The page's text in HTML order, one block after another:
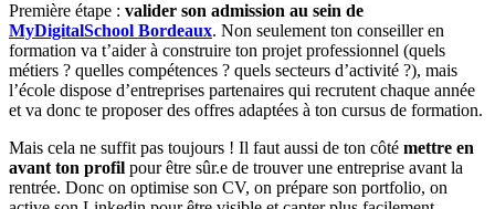
Première étape : valider son admission au sein de
MyDigitalSchool Bordeaux. Non seulement ton conseiller en
formation va t’aider à construire ton projet professionnel (quels
métiers ? quelles compétences ? quels secteurs d’activité ?), mais
l’école dispose d’entreprises partenaires qui recrutent chaque année
et va donc te proposer des offres adaptées à ton cursus de formation.
Mais cela ne suffit pas toujours ! Il faut aussi de ton côté mettre en
avant ton profil pour être sûr.e de trouver une entreprise avant la
rentrée. Donc on optimise son CV, on prépare son portfolio, on